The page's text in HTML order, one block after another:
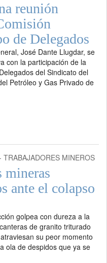
reunión
de Delegados
José Dante Llugdar, se
con la participación de la
del Sindicato del
Petróleo y Gas Privado de
MINEROS
mineras
ante el colapso
golpea con dureza a la
de granito triturado
su peor momento
ola de despidos que ya se